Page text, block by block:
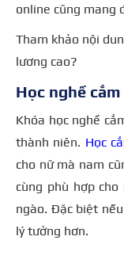
online cũng mang
Tham khảo nội
lương cao?
Học nghề cắm
Khóa học nghề
thành niên. Học
cho nữ mà nam
cùng phù hợp
ngào. Đặc biệt
lý tưởng hơn.